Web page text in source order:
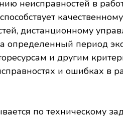
неисправностей в
дистанционному
определенный период
и другим
и ошибках в
по техническому